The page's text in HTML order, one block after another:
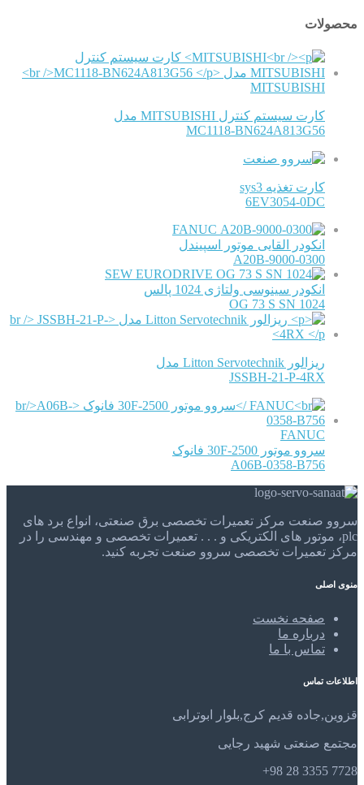
محصولات
MITSUBISHI
کارت سیستم کنترل MITSUBISHI مدل
MC1118-BN624A813G56
کارت تغذیه sys3
6EV3054-0DC
FANUC
انکودر القایی موتور اسپیندل
A20B-9000-0300
SEW EURODRIVE
انکودر سینوسی ولتاژی 1024 پالس
OG 73 S SN 1024
ریزالور Litton Servotechnik مدل
JSSBH-21-P-4RX
FANUC
سروو موتور 30F-2500 فانوک
A06B-0358-B756
سروو صنعت مرکز تعمیرات تخصصی برق صنعتی، انواع برد های
plc، موتور های الکتریکی و . . . تعمیرات تخصصی و مهندسی را در
مرکز تعمیرات تخصصی سروو صنعت تجربه کنید.
منوی اصلی
صفحه نخست
درباره ما
تماس با ما
اطلاعات تماس
قزوین,جاده قدیم کرج,بلوار ابوترابی
مجتمع صنعتی شهید رجایی
7728 3355 28 98+